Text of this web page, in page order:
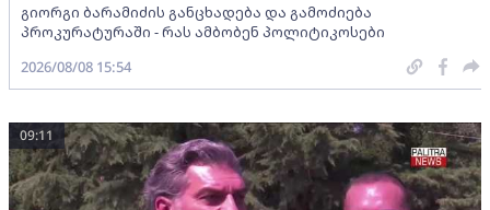
გიორგი ბარამიძის განცხადება და გამოძიება
პროკურატურაში - რას ამბობენ პოლიტიკოსები
2026/08/08 15:54
09:11